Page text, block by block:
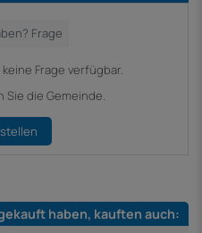
Frage verfügbar.
Sie die Gemeinde.
haben, kauften auch: